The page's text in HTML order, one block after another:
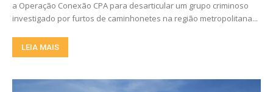
a Operação Conexão CPA para desarticular um grupo criminoso
investigado por furtos de caminhonetes na região metropolitana...
LEIA MAIS